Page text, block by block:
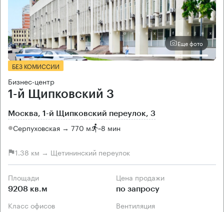
Еще фото
БЕЗ КОМИССИИ
Бизнес-центр
1-й Щипковский 3
Москва, 1-й Щипковский переулок, 3
Серпуховская → 770 м ~8 мин
1.38 км → Щетининский переулок
Площади
9208 кв.м
Цена продажи
по запросу
Класс офисов Вентиляция